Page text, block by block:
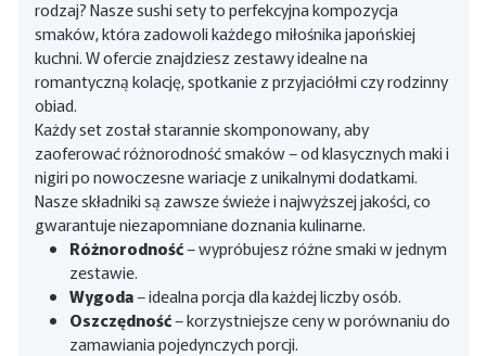
rodzaj? Nasze sushi sety to perfekcyjna kompozycja
smaków, która zadowoli każdego miłośnika japońskiej
kuchni. W ofercie znajdziesz zestawy idealne na
romantyczną kolację, spotkanie z przyjaciółmi czy rodzinny
obiad.
Każdy set został starannie skomponowany, aby
zaoferować różnorodność smaków – od klasycznych maki i
nigiri po nowoczesne wariacje z unikalnymi dodatkami.
Nasze składniki są zawsze świeże i najwyższej jakości, co
gwarantuje niezapomniane doznania kulinarne.
Różnorodność– wypróbujesz różne smaki w jednym
zestawie.
Wygoda– idealna porcja dla każdej liczby osób.
Oszczędność– korzystniejsze ceny w porównaniu do
zamawiania pojedynczych porcji.